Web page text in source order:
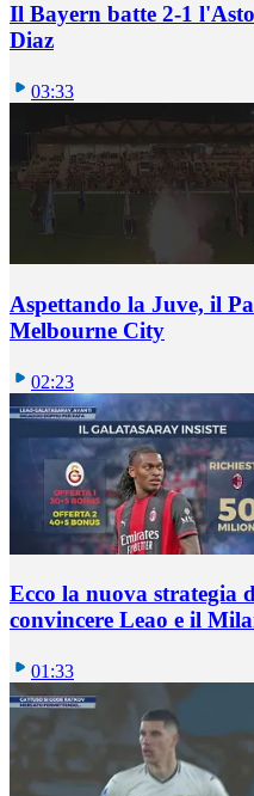
Il Bayern batte 2-1
Diaz
03:33
Aspettando la Juve, il
Melbourne City
02:23
Ecco la nuova strategia
convincere Leao e il
01:33